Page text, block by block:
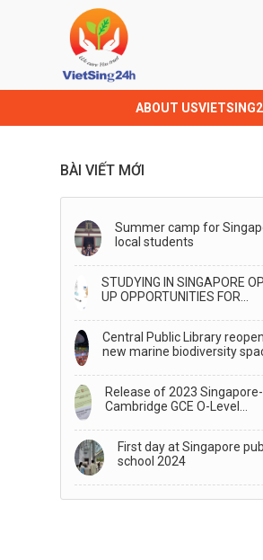
ABOUT US
BÀI VIẾT MỚI
Summer camp for
local students
STUDYING IN SINGAPORE
UP OPPORTUNITIES FOR
AUSTRALIA
Central Public Library
new marine biodiversity
Release of 2023 Singapore-
Cambridge GCE O-Level
First day at Singapore
school 2024